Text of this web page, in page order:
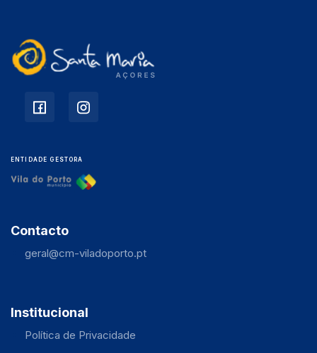
ENTIDADE GESTORA
Contacto
geral@cm-viladoporto.pt
Institucional
Política de Privacidade